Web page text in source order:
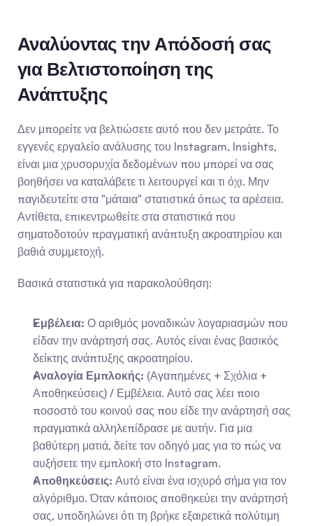
Αναλύοντας την Απόδοσή σας
για Βελτιστοποίηση της
Ανάπτυξης
Δεν μπορείτε να βελτιώσετε αυτό που δεν μετράτε. Το
εγγενές εργαλείο ανάλυσης του Instagram, Insights,
είναι μια χρυσορυχία δεδομένων που μπορεί να σας
βοηθήσει να καταλάβετε τι λειτουργεί και τι όχι. Μην
παγιδευτείτε στα "μάταια" στατιστικά όπως τα αρέσεια.
Αντίθετα, επικεντρωθείτε στα στατιστικά που
σηματοδοτούν πραγματική ανάπτυξη ακροατηρίου και
βαθιά συμμετοχή.
Βασικά στατιστικά για παρακολούθηση:
Εμβέλεια: Ο αριθμός μοναδικών λογαριασμών που
είδαν την ανάρτησή σας. Αυτός είναι ένας βασικός
δείκτης ανάπτυξης ακροατηρίου.
Αναλογία Εμπλοκής: (Αγαπημένες + Σχόλια +
Αποθηκεύσεις) / Εμβέλεια. Αυτό σας λέει ποιο
ποσοστό του κοινού σας που είδε την ανάρτησή σας
πραγματικά αλληλεπίδρασε με αυτήν. Για μια
βαθύτερη ματιά, δείτε τον οδηγό μας για το πώς να
αυξήσετε την εμπλοκή στο Instagram.
Αποθηκεύσεις: Αυτό είναι ένα ισχυρό σήμα για τον
αλγόριθμο. Όταν κάποιος αποθηκεύει την ανάρτησή
σας, υποδηλώνει ότι τη βρήκε εξαιρετικά πολύτιμη